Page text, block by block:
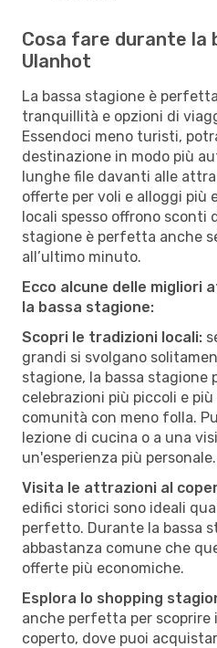
Cosa fare durante la
Ulanhot
La bassa stagione è
tranquillità e opzioni di
Essendoci meno turisti,
destinazione in modo più
lunghe file davanti alle
offerte per voli e alloggi più
locali spesso offrono sconti
stagione è perfetta anche
all’ultimo minuto.
Ecco alcune delle
la bassa stagione:
Scopri le tradizioni locali:
grandi si svolgano
stagione, la bassa stagione
celebrazioni più piccoli e
comunità con meno folla.
lezione di cucina o a una
un'esperienza più personale.
Visita le attrazioni al
edifici storici sono ideali
perfetto. Durante la bassa
abbastanza comune che
offerte più economiche.
Esplora lo shopping
anche perfetta per scoprire
coperto, dove puoi